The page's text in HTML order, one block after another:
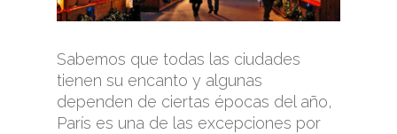
Sabemos que todas las ciudades
tienen su encanto y algunas
dependen de ciertas épocas del año,
París es una de las excepciones por